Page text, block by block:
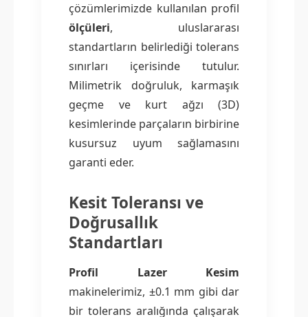
çözümlerimizde kullanılan profil
ölçüleri, uluslararası
standartların belirlediği tolerans
sınırları içerisinde tutulur.
Milimetrik doğruluk, karmaşık
geçme ve kurt ağzı (3D)
kesimlerinde parçaların birbirine
kusursuz uyum sağlamasını
garanti eder.
Kesit Toleransı ve
Doğrusallık
Standartları
Profil Lazer Kesim
makinelerimiz, ±0.1 mm gibi dar
bir tolerans aralığında çalışarak